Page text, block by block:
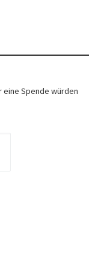
eine Spende würden